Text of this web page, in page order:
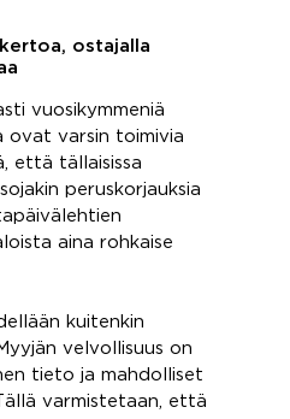
ostajalla
vuosikymmeniä
ovat varsin toimivia
että tällaisissa
peruskorjauksia
aina rohkaise
kuitenkin
velvollisuus on
tieto ja mahdolliset
varmistetaan, että